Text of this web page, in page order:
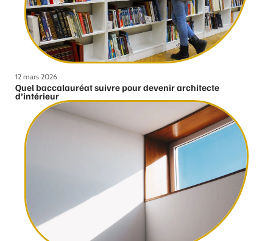
12 mars 2026
Quel baccalauréat suivre pour devenir architecte
d’intérieur